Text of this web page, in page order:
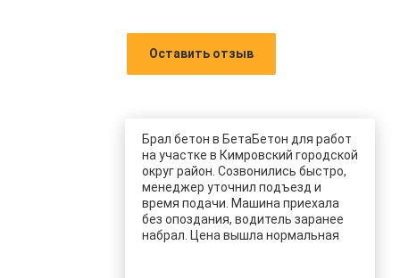
Оставить отзыв
Брал бетон в БетаБетон для работ
на участке в Кимровский городской
округ район. Созвонились быстро,
менеджер уточнил подъезд и
время подачи. Машина приехала
без опоздания, водитель заранее
набрал. Цена вышла нормальная